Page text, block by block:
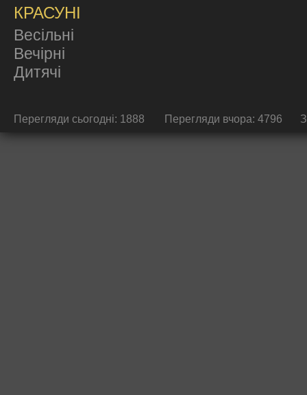
КРАСУНІ
Весільні
Вечірні
Дитячі
Перегляди сьогодні: 1888 Перегляди вчора: 4796